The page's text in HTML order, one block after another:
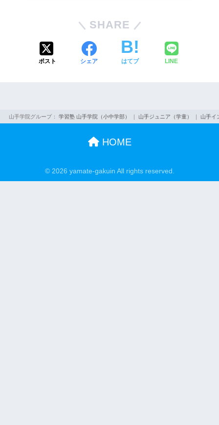
SHARE
ポスト シェア はてブ LINE
山手学院グループ： 学習塾 山手学院（小中学部） ｜ 山手ジュニア（学童） ｜ 山手イ
HOME
© 2026 yamate-gakuin All rights reserved.